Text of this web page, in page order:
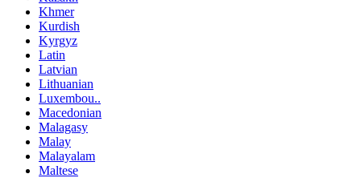
Khmer
Kurdish
Kyrgyz
Latin
Latvian
Lithuanian
Luxembou..
Macedonian
Malagasy
Malay
Malayalam
Maltese